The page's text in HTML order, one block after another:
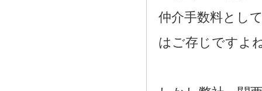
仲介手数料とし
はご存じですよ